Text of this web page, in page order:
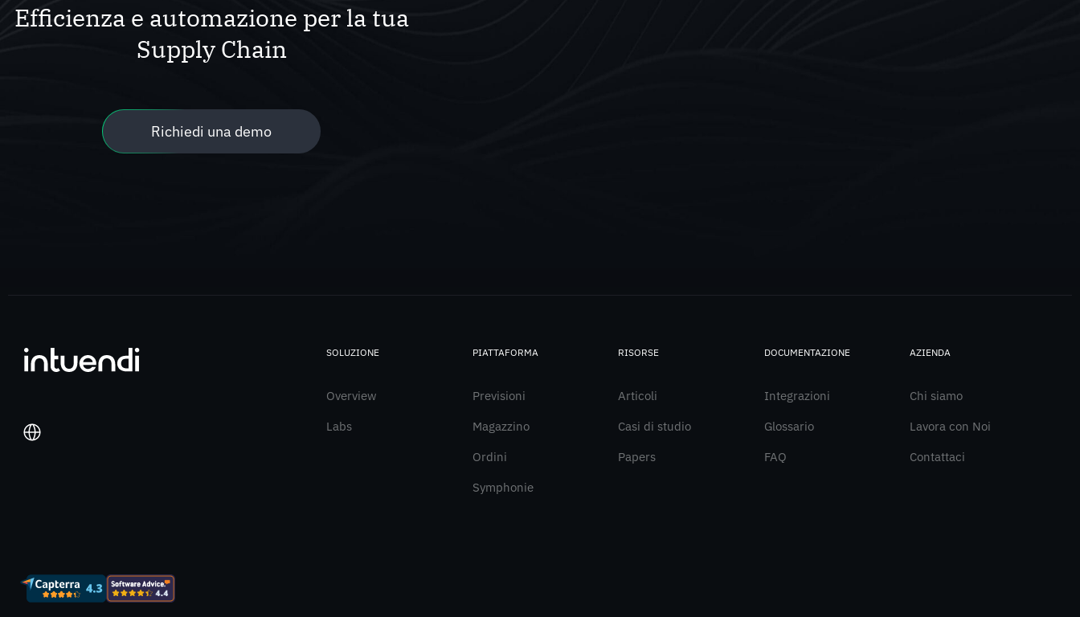
Efficienza e automazione per la tua
Supply Chain
Richiedi una demo
SOLUZIONE
Overview
Labs
PIATTAFORMA
Previsioni
Magazzino
Ordini
Symphonie
RISORSE
Articoli
Casi di studio
Papers
DOCUMENTAZIONE
Integrazioni
Glossario
FAQ
AZIENDA
Chi siamo
Lavora con Noi
Contattaci